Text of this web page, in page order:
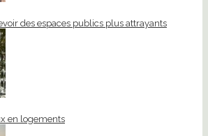
des espaces publics plus attrayants
en logements